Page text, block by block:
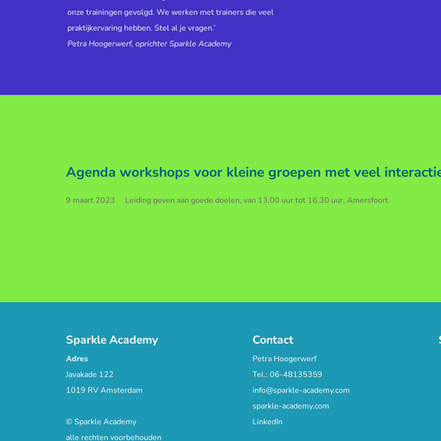
onze trainingen gevolgd. We werken met trainers die veel
praktijkervaring hebben. Stel al je vragen.’
Petra Hoogerwerf, oprichter Sparkle Academy
Agenda workshops voor kleine groepen met veel
9 maart 2023 Leiding geven aan goede doelen, van 13.00 uur tot 16.30 uur, Amersfoort
Sparkle Academy
Adres
Javakade 122
1019 RV Amsterdam
© Sparkle Academy
alle rechten voorbehouden
Contact
Petra Hoogerwerf
Tel.: 06-48135359
info@sparkle-academy.com
sparkle-academy.com
LinkedIn